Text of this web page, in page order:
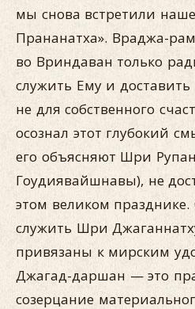
мы снова встретили
Прананатха». Враджа-
во Вриндаван только
служить Ему и
не для собственного
осознал этот глубокий
его объясняют Шри
Гоудиявайшнавы), не
этом великом
служить Шри
привязаны к мирским
Джагад-даршан — это
созерцание